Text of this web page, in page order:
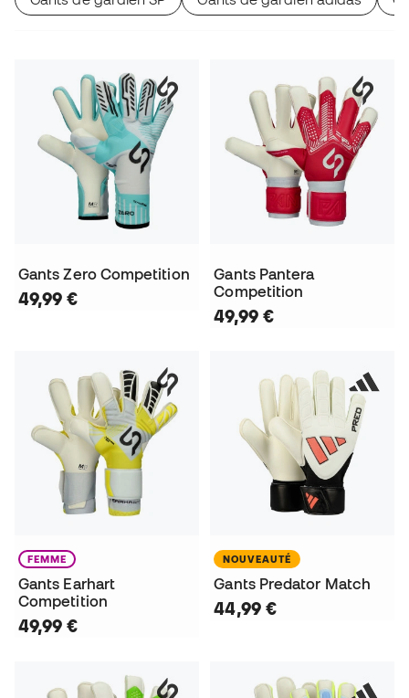
Gants Zero Competition
49,99 €
Gants Pantera
Competition
49,99 €
FEMME
Gants Earhart
Competition
49,99 €
NOUVEAUTÉ
Gants Predator Match
44,99 €